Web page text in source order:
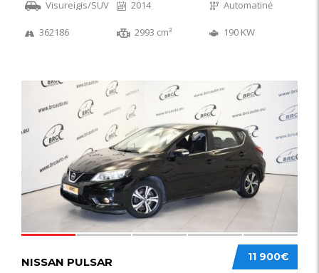
Visureigis/SUV 2014 Automatinė
362186 2993 cm³ 190 KW
11 900€
NISSAN PULSAR